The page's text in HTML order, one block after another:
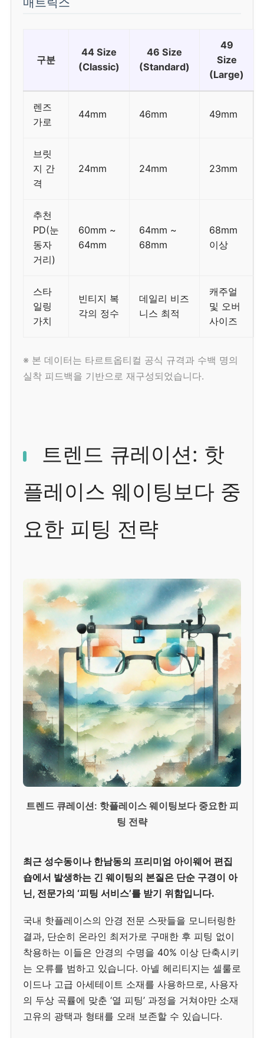
구분
44 Size
(Classic)
46 Size
(Standard)
49
Size
(Large)
렌즈
가로
44mm 46mm 49mm
브릿
지 간
격
24mm 24mm 23mm
추천
PD(눈
동자
거리)
60mm ~
64mm
64mm ~
68mm
68mm
이상
스타
일링
가치
빈티지 복
각의 정수
데일리 비즈
니스 최적
캐주얼
및 오버
사이즈
※ 본 데이터는 타르트옵티컬 공식 규격과 수백 명의
실착 피드백을 기반으로 재구성되었습니다.
트렌드 큐레이션: 핫
플레이스 웨이팅보다 중
요한 피팅 전략
트렌드 큐레이션: 핫플레이스 웨이팅보다 중요한 피
팅 전략
최근 성수동이나 한남동의 프리미엄 아이웨어 편집
숍에서 발생하는 긴 웨이팅의 본질은 단순 구경이 아
닌, 전문가의 ‘피팅 서비스’를 받기 위함입니다.
국내 핫플레이스의 안경 전문 스팟들을 모니터링한
결과, 단순히 온라인 최저가로 구매한 후 피팅 없이
착용하는 이들은 안경의 수명을 40% 이상 단축시키
는 오류를 범하고 있습니다. 아넬 헤리티지는 셀룰로
이드나 고급 아세테이트 소재를 사용하므로, 사용자
의 두상 곡률에 맞춘 ‘열 피팅’ 과정을 거쳐야만 소재
고유의 광택과 형태를 오래 보존할 수 있습니다.